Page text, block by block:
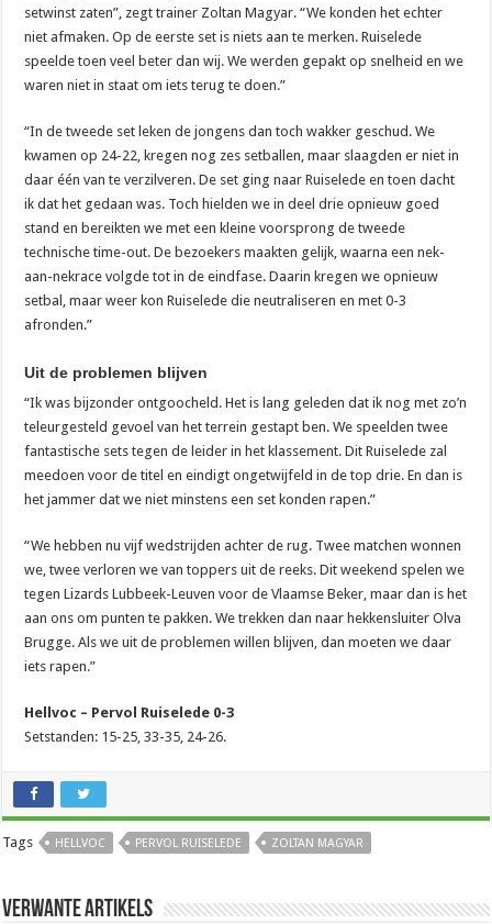
setwinst zaten”, zegt trainer Zoltan Magyar. “We konden het echter
niet afmaken. Op de eerste set is niets aan te merken. Ruiselede
speelde toen veel beter dan wij. We werden gepakt op snelheid en we
waren niet in staat om iets terug te doen.”
“In de tweede set leken de jongens dan toch wakker geschud. We
kwamen op 24-22, kregen nog zes setballen, maar slaagden er niet in
daar één van te verzilveren. De set ging naar Ruiselede en toen dacht
ik dat het gedaan was. Toch hielden we in deel drie opnieuw goed
stand en bereikten we met een kleine voorsprong de tweede
technische time-out. De bezoekers maakten gelijk, waarna een nek-
aan-nekrace volgde tot in de eindfase. Daarin kregen we opnieuw
setbal, maar weer kon Ruiselede die neutraliseren en met 0-3
afronden.”
Uit de problemen blijven
“Ik was bijzonder ontgoocheld. Het is lang geleden dat ik nog met zo’n
teleurgesteld gevoel van het terrein gestapt ben. We speelden twee
fantastische sets tegen de leider in het klassement. Dit Ruiselede zal
meedoen voor de titel en eindigt ongetwijfeld in de top drie. En dan is
het jammer dat we niet minstens een set konden rapen.”
“We hebben nu vijf wedstrijden achter de rug. Twee matchen wonnen
we, twee verloren we van toppers uit de reeks. Dit weekend spelen we
tegen Lizards Lubbeek-Leuven voor de Vlaamse Beker, maar dan is het
aan ons om punten te pakken. We trekken dan naar hekkensluiter Olva
Brugge. Als we uit de problemen willen blijven, dan moeten we daar
iets rapen.”
Hellvoc – Pervol Ruiselede 0-3
Setstanden: 15-25, 33-35, 24-26.
Tags HELLVOC PERVOL RUISELEDE ZOLTAN MAGYAR
Verwante artikels